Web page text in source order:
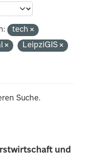
und
tech
LeipziGIS
Suche.